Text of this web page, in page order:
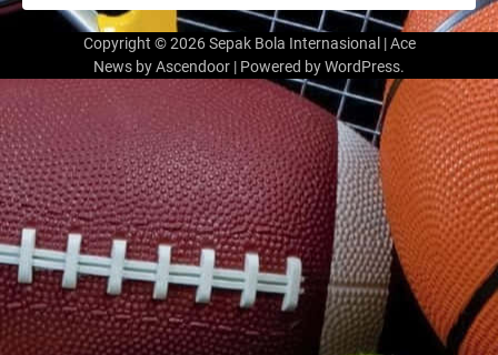
Copyright © 2026Sepak Bola Internasional | Ace
News byAscendoor | Powered byWordPress.